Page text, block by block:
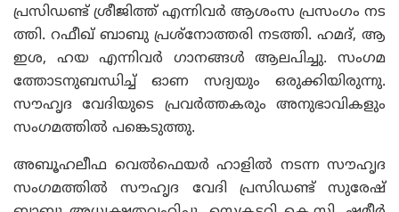
പ്രസിഡണ്ട് ശ്രീജിത്ത് എന്നിവർ ആശംസ പ്രസംഗം നട
ത്തി. റഫീഖ് ബാബു പ്രശ്നോത്തരി നടത്തി. ഹമദ്, ആ
ഇശ, ഹയ എന്നിവർ ഗാനങ്ങൾ ആലപിച്ചു. സംഗമ
ത്തോടനുബന്ധിച്ച് ഓണ സദ്യയും ഒരുക്കിയിരുന്നു.
സൗഹൃദ വേദിയുടെ പ്രവർത്തകരും അനുഭാവികളും
സംഗമത്തിൽ പങ്കെടുത്തു.
അബൂഹലീഫ വെൽഫെയർ ഹാളിൽ നടന്ന സൗഹൃദ
സംഗമത്തിൽ സൗഹൃദ വേദി പ്രസിഡണ്ട് സുരേഷ്